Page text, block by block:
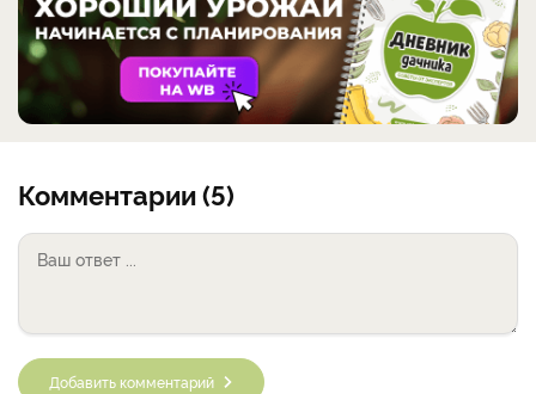
Комментарии (5)
Добавить комментарий